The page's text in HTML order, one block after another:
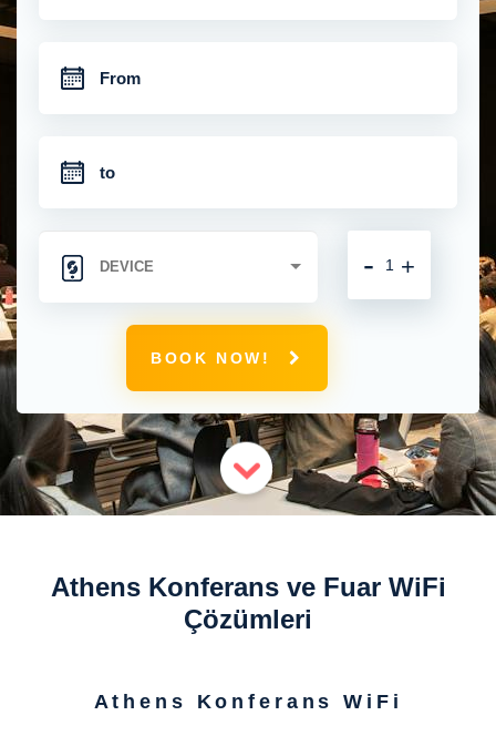
+
-
BOOK NOW!
Athens Konferans ve Fuar WiFi
Çözümleri
Athens Konferans WiFi